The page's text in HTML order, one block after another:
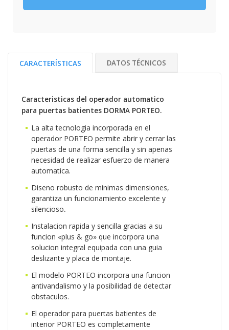
CARACTERÍSTICAS DATOS TÉCNICOS
Caracteristicas del operador automatico
para puertas batientes DORMA PORTEO.
La alta tecnologia incorporada en el
operador PORTEO permite abrir y cerrar las
puertas de una forma sencilla y sin apenas
necesidad de realizar esfuerzo de manera
automatica.
Diseno robusto de minimas dimensiones,
garantiza un funcionamiento excelente y
silencioso.
Instalacion rapida y sencilla gracias a su
funcion «plus & go» que incorpora una
solucion integral equipada con una guia
deslizante y placa de montaje.
El modelo PORTEO incorpora una funcion
antivandalismo y la posibilidad de detectar
obstaculos.
El operador para puertas batientes de
interior PORTEO es completamente